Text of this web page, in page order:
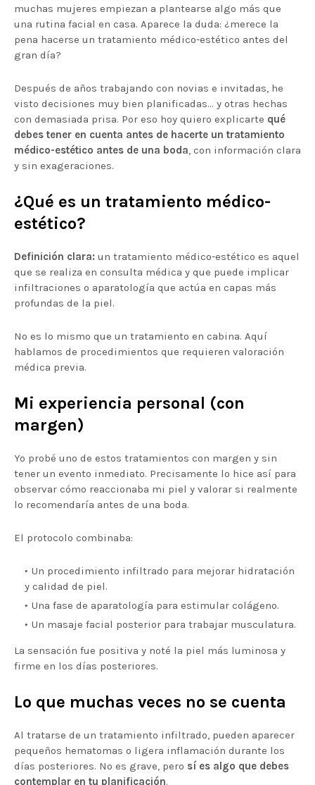
muchas mujeres empiezan a plantearse algo más que
una rutina facial en casa. Aparece la duda: ¿merece la
pena hacerse un tratamiento médico-estético antes del
gran día?
Después de años trabajando con novias e invitadas, he
visto decisiones muy bien planificadas… y otras hechas
con demasiada prisa. Por eso hoy quiero explicarte qué
debes tener en cuenta antes de hacerte un tratamiento
médico-estético antes de una boda, con información clara
y sin exageraciones.
¿Qué es un tratamiento médico-
estético?
Definición clara: un tratamiento médico-estético es aquel
que se realiza en consulta médica y que puede implicar
infiltraciones o aparatología que actúa en capas más
profundas de la piel.
No es lo mismo que un tratamiento en cabina. Aquí
hablamos de procedimientos que requieren valoración
médica previa.
Mi experiencia personal (con
margen)
Yo probé uno de estos tratamientos con margen y sin
tener un evento inmediato. Precisamente lo hice así para
observar cómo reaccionaba mi piel y valorar si realmente
lo recomendaría antes de una boda.
El protocolo combinaba:
Un procedimiento infiltrado para mejorar hidratación
y calidad de piel.
Una fase de aparatología para estimular colágeno.
Un masaje facial posterior para trabajar musculatura.
La sensación fue positiva y noté la piel más luminosa y
firme en los días posteriores.
Lo que muchas veces no se cuenta
Al tratarse de un tratamiento infiltrado, pueden aparecer
pequeños hematomas o ligera inflamación durante los
días posteriores. No es grave, pero sí es algo que debes
contemplar en tu planificación.